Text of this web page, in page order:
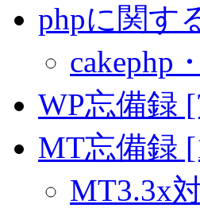
phpに関す
cakephp
WP忘備録
MT忘備録
MT3.3x